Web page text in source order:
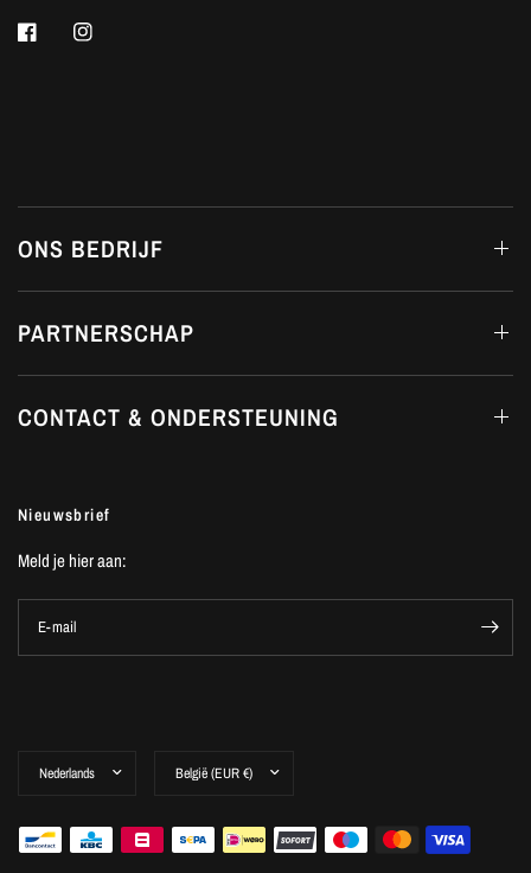
ONS BEDRIJF
PARTNERSCHAP
CONTACT & ONDERSTEUNING
Nieuwsbrief
Meld je hier aan:
E-mail